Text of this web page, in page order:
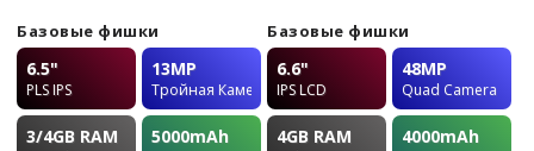
Базовые фишки
6.5"
PLS IPS
13MP
Тройная Камера
3/4GB RAM 5000mAh
Базовые фишки
6.6"
IPS LCD
48MP
Quad Camera
4GB RAM 4000mAh